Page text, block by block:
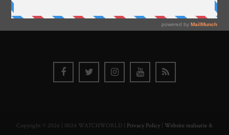
Copyright © 2026 | 0024 WATCHWORLD | Privacy Policy
Website realisatie &